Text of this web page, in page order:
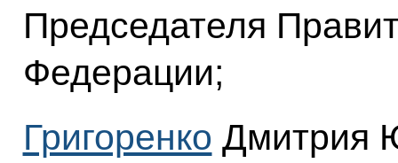
Председателя
Федерации;
Григоренко Дмитрия